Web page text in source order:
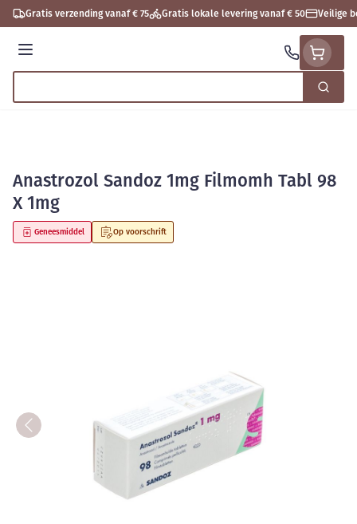
Ga naar de inhoud
Gratis verzending vanaf € 75 Gratis lokale levering vanaf € 50 Veilige
Menu
Zoek
Anastrozol Sandoz 1mg Filmomh Tabl 98
X 1mg
Op voorschrift
Geneesmiddel